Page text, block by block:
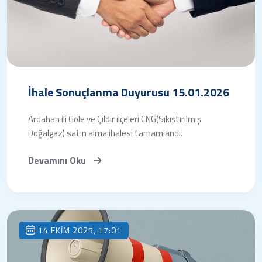
İhale Sonuçlanma Duyurusu 15.01.2026
Ardahan ili Göle ve Çıldır ilçeleri CNG(Sıkıştırılmış
Doğalgaz) satın alma ihalesi tamamlandı.
Devamını Oku
14 EKIM 2025, 17:01